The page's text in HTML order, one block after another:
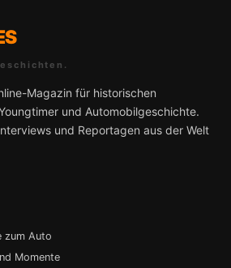
Magazin für historischen
und Automobilgeschichte.
und Reportagen aus der Welt
zum Auto
Momente